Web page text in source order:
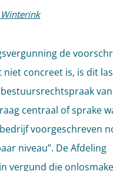
de
concreet is, is dit
centraal of sprake
voorgeschreven
niveau”. De Afdeling
vergund die